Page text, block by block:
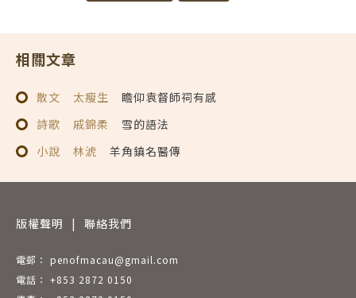
相關文章
散文 太瘦生
瞻仰袁督師祠有感
詩歌
戚錦柔
雪的語法
小說
林淲 羊角鎮名醫傳
版權聲明 | 聯絡我們
電郵： penofmacau@gmail.com
電話： +853 2872 0150